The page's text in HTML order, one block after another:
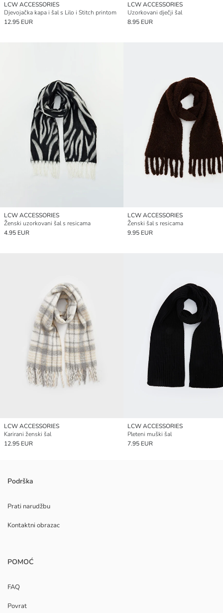
LCW ACCESSORIES
Djevojačka kapa i šal s Lilo i Stitch printom
12.95 EUR
LCW ACCESSORIES
Uzorkovani dječji šal
8.95 EUR
LCW ACCESSORIES
Ženski uzorkovani šal s resicama
4.95 EUR
LCW ACCESSORIES
Ženski šal s resicama
9.95 EUR
LCW ACCESSORIES
Karirani ženski šal
12.95 EUR
LCW ACCESSORIES
Pleteni muški šal
7.95 EUR
Podrška
Prati narudžbu
Kontaktni obrazac
POMOĆ
FAQ
Povrat